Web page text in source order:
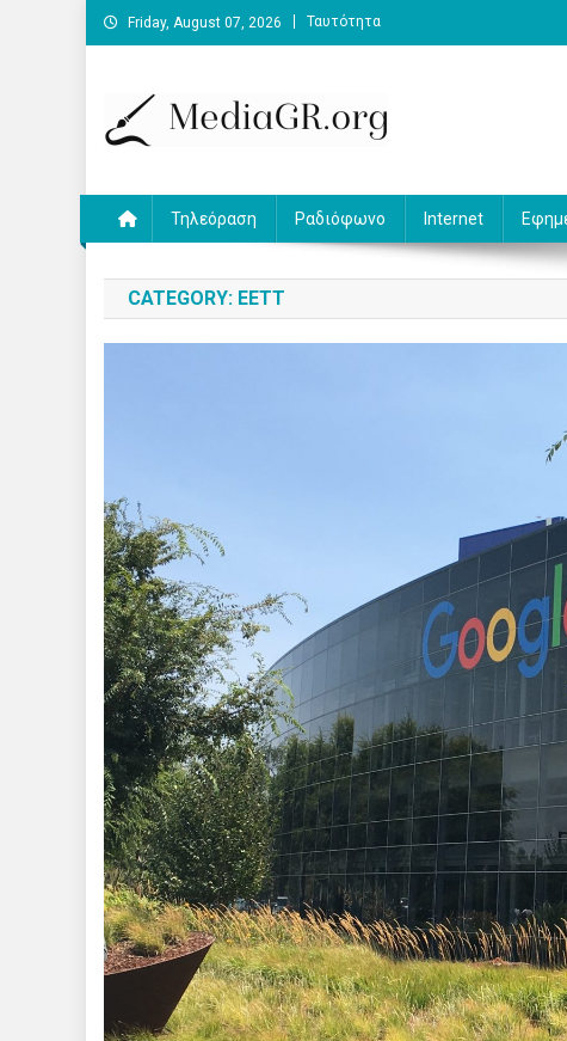
Skip
to
Friday, August 07, 2026 Ταυτότητα
Τηλεόραση Ραδιόφωνο Internet
CATEGORY: ΕΕΤΤ